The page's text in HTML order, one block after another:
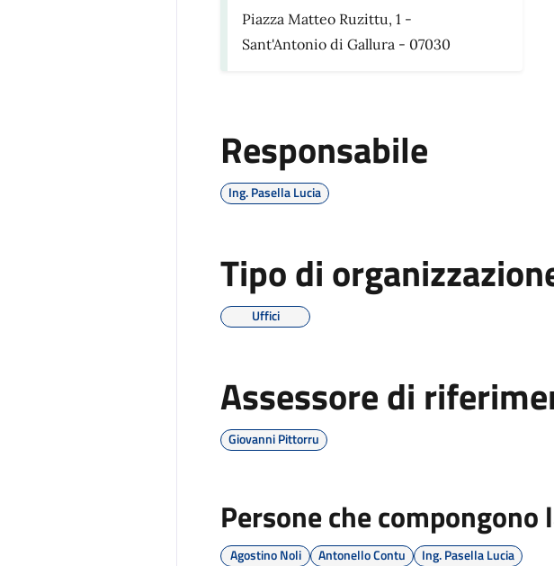
Piazza Matteo Ruzittu, 1 -
Sant'Antonio di Gallura - 07030
Responsabile
Ing. Pasella Lucia
Tipo di
Uffici
Assessore di
Giovanni Pittorru
Persone che
Agostino Noli Antonello Contu Ing. Pasella Lucia